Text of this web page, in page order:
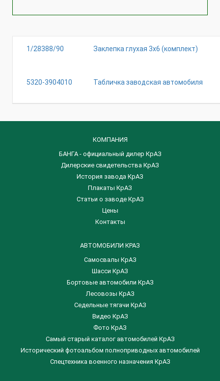
1/28388/90 Заклепка глухая 3х6 (комплект)
5320-3904010 Табличка заводская автомобиля
КОМПАНИЯ
БАНГА - официальный дилер КрАЗ
Дилерские свидетельства КрАЗ
История завода КрАЗ
Плакаты КрАЗ
Статьи о заводе КрАЗ
Цены
Контакты
АВТОМОБИЛИ КРАЗ
Самосвалы КрАЗ
Шасси КрАЗ
Бортовые автомобили КрАЗ
Лесовозы КрАЗ
Седельные тягачи КрАЗ
Видео КрАЗ
Фото КрАЗ
Самый старый каталог автомобилей КрАЗ
Исторический фотоальбом полноприводных автомобилей
Спецтехника военного назначения КрАЗ